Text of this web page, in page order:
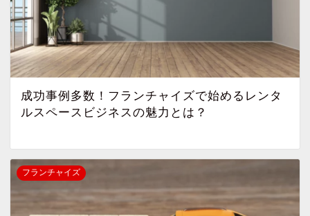
成功事例多数！フランチャイズで始めるレンタ
ルスペースビジネスの魅力とは？
フランチャイズ